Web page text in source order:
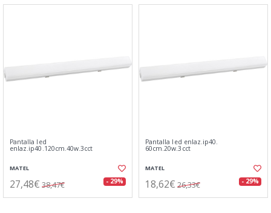
Pantalla led
enlaz.ip40.120cm.40w.3cct
MATEL
27,48€ 38,47€ - 29%
Pantalla led enlaz.ip40.
60cm.20w.3cct
MATEL
18,62€ 26,33€ - 29%